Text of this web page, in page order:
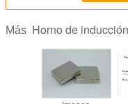
Más Horno de